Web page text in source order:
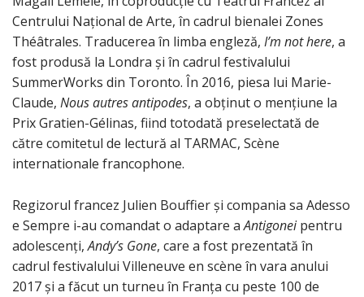
Centrului Național de Arte, în cadrul bienalei Zones
Théâtrales. Traducerea în limba engleză, I’m not here, a
fost produsă la Londra și în cadrul festivalului
SummerWorks din Toronto. În 2016, piesa lui Marie-
Claude, Nous autres antipodes, a obținut o mențiune la
Prix Gratien-Gélinas, fiind totodată preselectată de
către comitetul de lectură al TARMAC, Scène
internationale francophone.
Regizorul francez Julien Bouffier și compania sa Adesso
e Sempre i-au comandat o adaptare aAntigoneipentru
adolescenți,Andy’s Gone, care a fost prezentată în
cadrul festivalului Villeneuve en scène în vara anului
2017 și a făcut un turneu în Franța cu peste 100 de